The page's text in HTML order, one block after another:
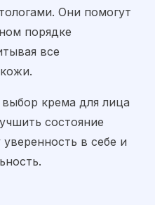
Они помогут
порядке
все
крема для лица
состояние
в себе и